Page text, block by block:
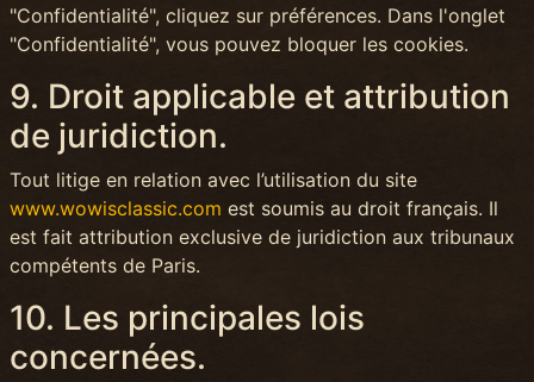
"Confidentialité", cliquez sur préférences. Dans l'onglet
"Confidentialité", vous pouvez bloquer les cookies.
9. Droit applicable et attribution
de juridiction.
Tout litige en relation avec l’utilisation du site
www.wowisclassic.com est soumis au droit français. Il
est fait attribution exclusive de juridiction aux tribunaux
compétents de Paris.
10. Les principales lois
concernées.